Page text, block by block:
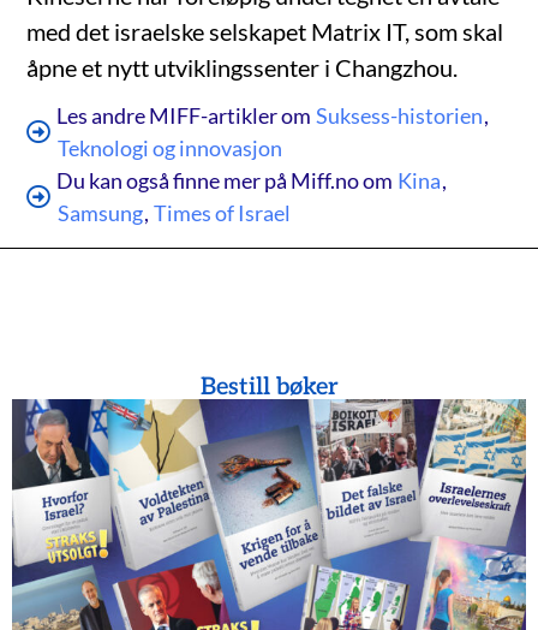
med det israelske selskapet Matrix IT, som skal
åpne et nytt utviklingssenter i Changzhou.
Les andre MIFF-artikler om Suksess-historien,
Teknologi og innovasjon
Du kan også finne mer på Miff.no om Kina,
Samsung, Times of Israel
Bestill bøker